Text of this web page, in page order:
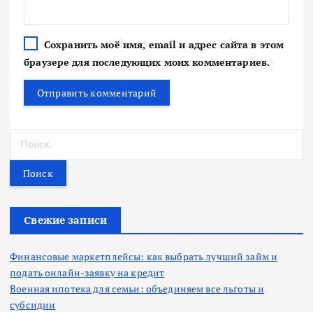
Сохранить моё имя, email и адрес сайта в этом
браузере для последующих моих комментариев.
т
Свежие записи
Финансовые маркетплейсы: как выбрать лучший займ и
подать онлайн-заявку на кредит
Военная ипотека для семьи: объединяем все льготы и
субсидии